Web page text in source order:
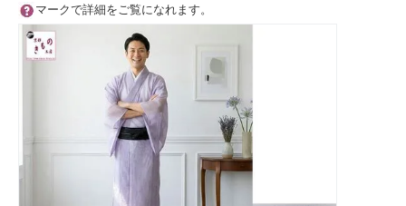
マークで詳細をご覧になれます。